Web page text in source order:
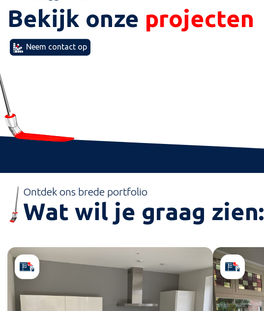
Bekijk onze projecten
Neem contact op
Ontdek ons brede portfolio
Wat wil je graag zien: